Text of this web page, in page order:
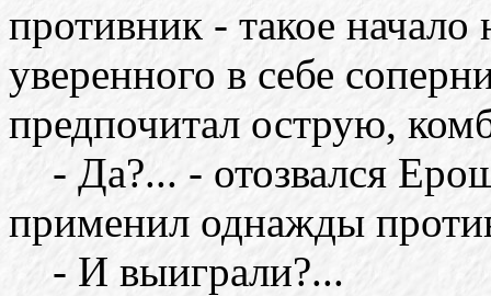
противник - такое
уверенного в себе
предпочитал острую,
- Да?... - отозвался
применил однажды
- И выиграли?...